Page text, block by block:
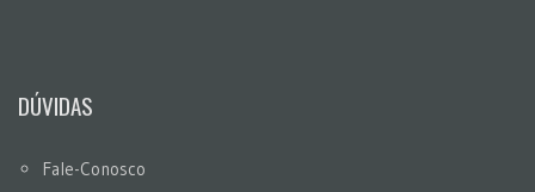
DÚVIDAS
Fale-Conosco